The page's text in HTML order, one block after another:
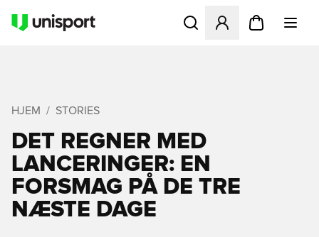
Åbner en Modal til at
HJEM STORIES
DET REGNER MED
LANCERINGER: EN
FORSMAG PÅ DE TRE
NÆSTE DAGE